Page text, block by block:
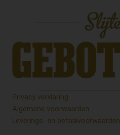
Privacy verklaring
Algemene voorwaarden
Leverings- en betaalvoorwaarden